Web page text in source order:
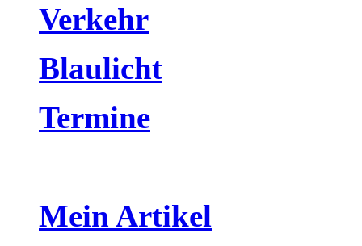
Verkehr
Blaulicht
Termine
Mein Artikel